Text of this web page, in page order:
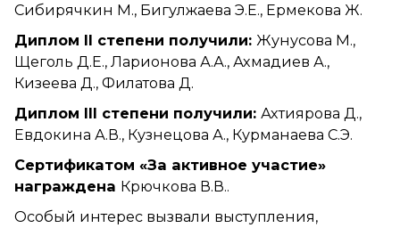
Сибирячкин М., Бигулжаева Э.Е., Ермекова Ж.
Диплом II степени получили: Жунусова М.,
Щеголь Д.Е., Ларионова А.А., Ахмадиев А.,
Кизеева Д., Филатова Д.
Диплом III степени получили: Ахтиярова Д.,
Евдокина А.В., Кузнецова А., Курманаева С.Э.
Сертификатом «За активное участие»
награждена Крючкова В.В..
Особый интерес вызвали выступления,